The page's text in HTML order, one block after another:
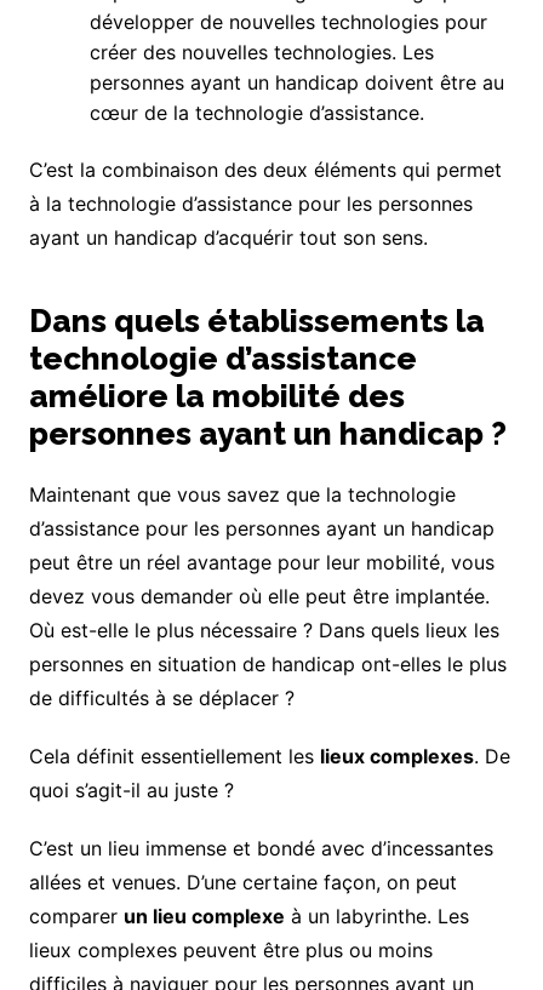
développer de nouvelles technologies pour
créer des nouvelles technologies. Les
personnes ayant un handicap doivent être au
cœur de la technologie d’assistance.
C’est la combinaison des deux éléments qui permet
à la technologie d’assistance pour les personnes
ayant un handicap d’acquérir tout son sens.
Dans quels établissements la
technologie d’assistance
améliore la mobilité des
personnes ayant un handicap ?
Maintenant que vous savez que la technologie
d’assistance pour les personnes ayant un handicap
peut être un réel avantage pour leur mobilité, vous
devez vous demander où elle peut être implantée.
Où est-elle le plus nécessaire ? Dans quels lieux les
personnes en situation de handicap ont-elles le plus
de difficultés à se déplacer ?
Cela définit essentiellement les lieux complexes. De
quoi s’agit-il au juste ?
C’est un lieu immense et bondé avec d’incessantes
allées et venues. D’une certaine façon, on peut
comparer un lieu complexe à un labyrinthe. Les
lieux complexes peuvent être plus ou moins
difficiles à naviguer pour les personnes ayant un